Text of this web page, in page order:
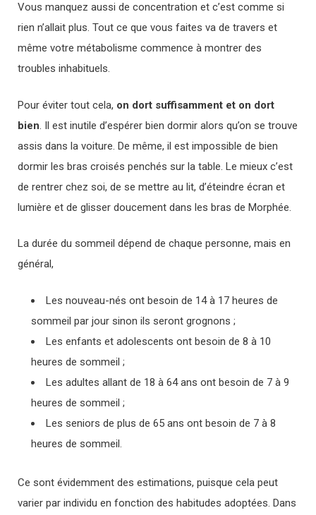
Vous manquez aussi de concentration et c’est comme si
rien n’allait plus. Tout ce que vous faites va de travers et
même votre métabolisme commence à montrer des
troubles inhabituels.
Pour éviter tout cela, on dort suffisamment et on dort
bien. Il est inutile d’espérer bien dormir alors qu’on se trouve
assis dans la voiture. De même, il est impossible de bien
dormir les bras croisés penchés sur la table. Le mieux c’est
de rentrer chez soi, de se mettre au lit, d’éteindre écran et
lumière et de glisser doucement dans les bras de Morphée.
La durée du sommeil dépend de chaque personne, mais en
général,
Les nouveau-nés ont besoin de 14 à 17 heures de
sommeil par jour sinon ils seront grognons ;
Les enfants et adolescents ont besoin de 8 à 10
heures de sommeil ;
Les adultes allant de 18 à 64 ans ont besoin de 7 à 9
heures de sommeil ;
Les seniors de plus de 65 ans ont besoin de 7 à 8
heures de sommeil.
Ce sont évidemment des estimations, puisque cela peut
varier par individu en fonction des habitudes adoptées. Dans